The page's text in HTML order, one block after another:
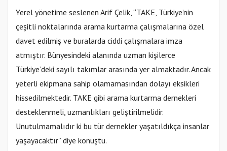
Yerel yönetime seslenen Arif Çelik, “TAKE, Türkiye’nin
çeşitli noktalarında arama kurtarma çalışmalarına özel
davet edilmiş ve buralarda ciddi çalışmalara imza
atmıştır. Bünyesindeki alanında uzman kişilerce
Türkiye’deki sayılı takımlar arasında yer almaktadır. Ancak
yeterli ekipmana sahip olamamasından dolayı eksikleri
hissedilmektedir. TAKE gibi arama kurtarma dernekleri
desteklenmeli, uzmanlıkları geliştirilmelidir.
Unutulmamalıdır ki bu tür dernekler yaşatıldıkça insanlar
yaşayacaktır” diye konuştu.